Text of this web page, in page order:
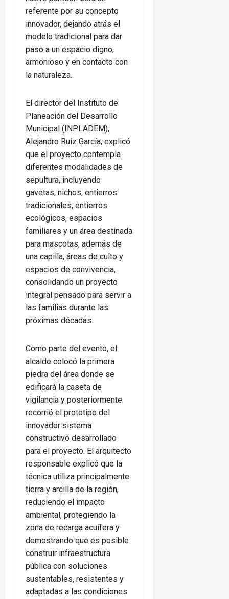
referente por su concepto
innovador, dejando atrás el
modelo tradicional para dar
paso a un espacio digno,
armonioso y en contacto con
la naturaleza.
El director del Instituto de
Planeación del Desarrollo
Municipal (INPLADEM),
Alejandro Ruiz García, explicó
que el proyecto contempla
diferentes modalidades de
sepultura, incluyendo
gavetas, nichos, entierros
tradicionales, entierros
ecológicos, espacios
familiares y un área destinada
para mascotas, además de
una capilla, áreas de culto y
espacios de convivencia,
consolidando un proyecto
integral pensado para servir a
las familias durante las
próximas décadas.
Como parte del evento, el
alcalde colocó la primera
piedra del área donde se
edificará la caseta de
vigilancia y posteriormente
recorrió el prototipo del
innovador sistema
constructivo desarrollado
para el proyecto. El arquitecto
responsable explicó que la
técnica utiliza principalmente
tierra y arcilla de la región,
reduciendo el impacto
ambiental, protegiendo la
zona de recarga acuífera y
demostrando que es posible
construir infraestructura
pública con soluciones
sustentables, resistentes y
adaptadas a las condiciones